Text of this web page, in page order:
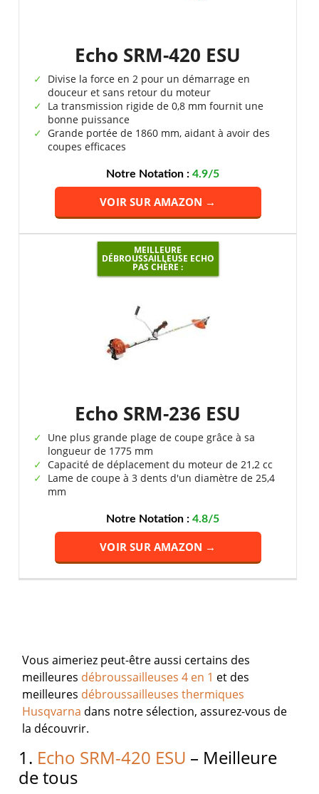
Echo SRM-420 ESU
Divise la force en 2 pour un démarrage en
douceur et sans retour du moteur
La transmission rigide de 0,8 mm fournit une
bonne puissance
Grande portée de 1860 mm, aidant à avoir des
coupes efficaces
Notre Notation :4.9/5
VOIR SUR AMAZON →
MEILLEURE
DÉBROUSSAILLEUSE ECHO
PAS CHÈRE :
Echo SRM-236 ESU
Une plus grande plage de coupe grâce à sa
longueur de 1775 mm
Capacité de déplacement du moteur de 21,2 cc
Lame de coupe à 3 dents d'un diamètre de 25,4
mm
Notre Notation :4.8/5
VOIR SUR AMAZON →
Vous aimeriez peut-être aussi certains des
meilleures débroussailleuses 4 en 1 et des
meilleures débroussailleuses thermiques
Husqvarna dans notre sélection, assurez-vous de
la découvrir.
1. Echo SRM-420 ESU – Meilleure
de tous